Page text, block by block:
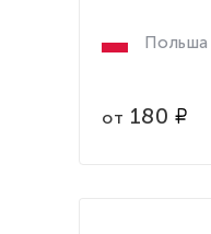
Польша
от 180